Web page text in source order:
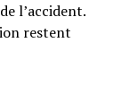
l’accident.
restent